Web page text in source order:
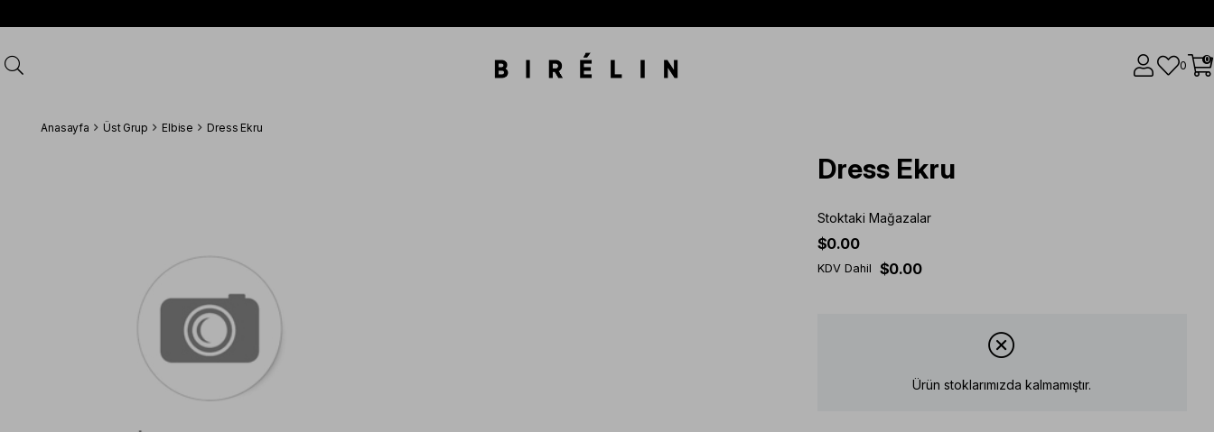
0 0
Anasayfa Üst Grup Elbise Dress Ekru
Dress Ekru
Stoktaki Mağazalar
$0.00
KDV Dahil $0.00
Ürün stoklarımızda kalmamıştır.